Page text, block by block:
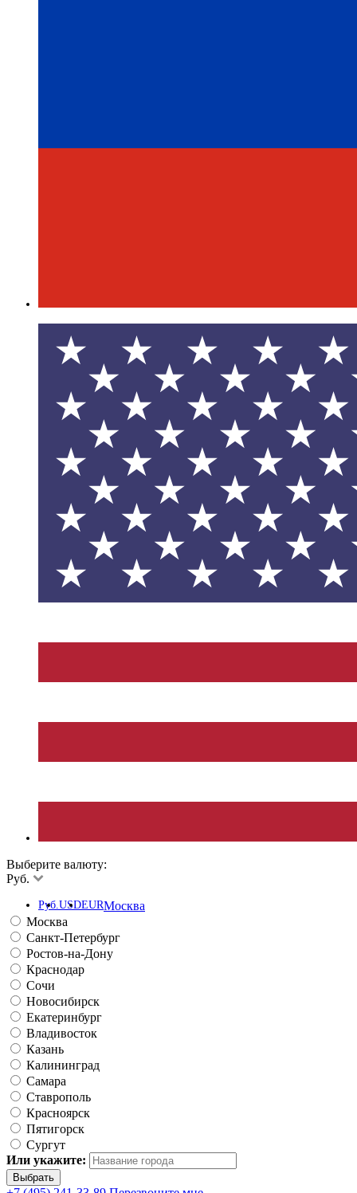
Выберите валюту:
Руб.
Руб.USDEURМосква
Москва
Санкт-Петербург
Ростов-на-Дону
Краснодар
Сочи
Новосибирск
Екатеринбург
Владивосток
Казань
Калининград
Самара
Ставрополь
Красноярск
Пятигорск
Сургут
Или укажите: